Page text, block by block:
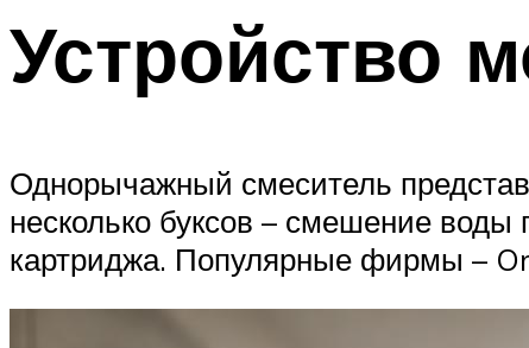
Устройство
Однорычажный смеситель
несколько буксов – смешение
картриджа. Популярные фирмы –